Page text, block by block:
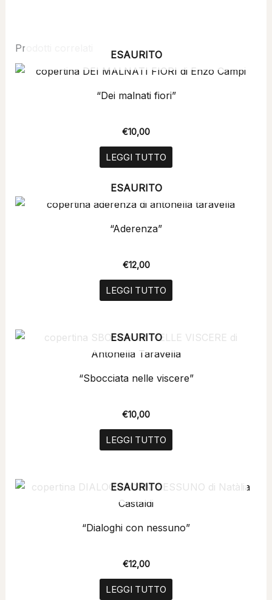
Prodotti correlati
ESAURITO
“Dei malnati fiori”
€10,00
LEGGI TUTTO
ESAURITO
“Aderenza”
€12,00
LEGGI TUTTO
ESAURITO
“Sbocciata nelle viscere”
€10,00
LEGGI TUTTO
ESAURITO
“Dialoghi con nessuno”
€12,00
LEGGI TUTTO